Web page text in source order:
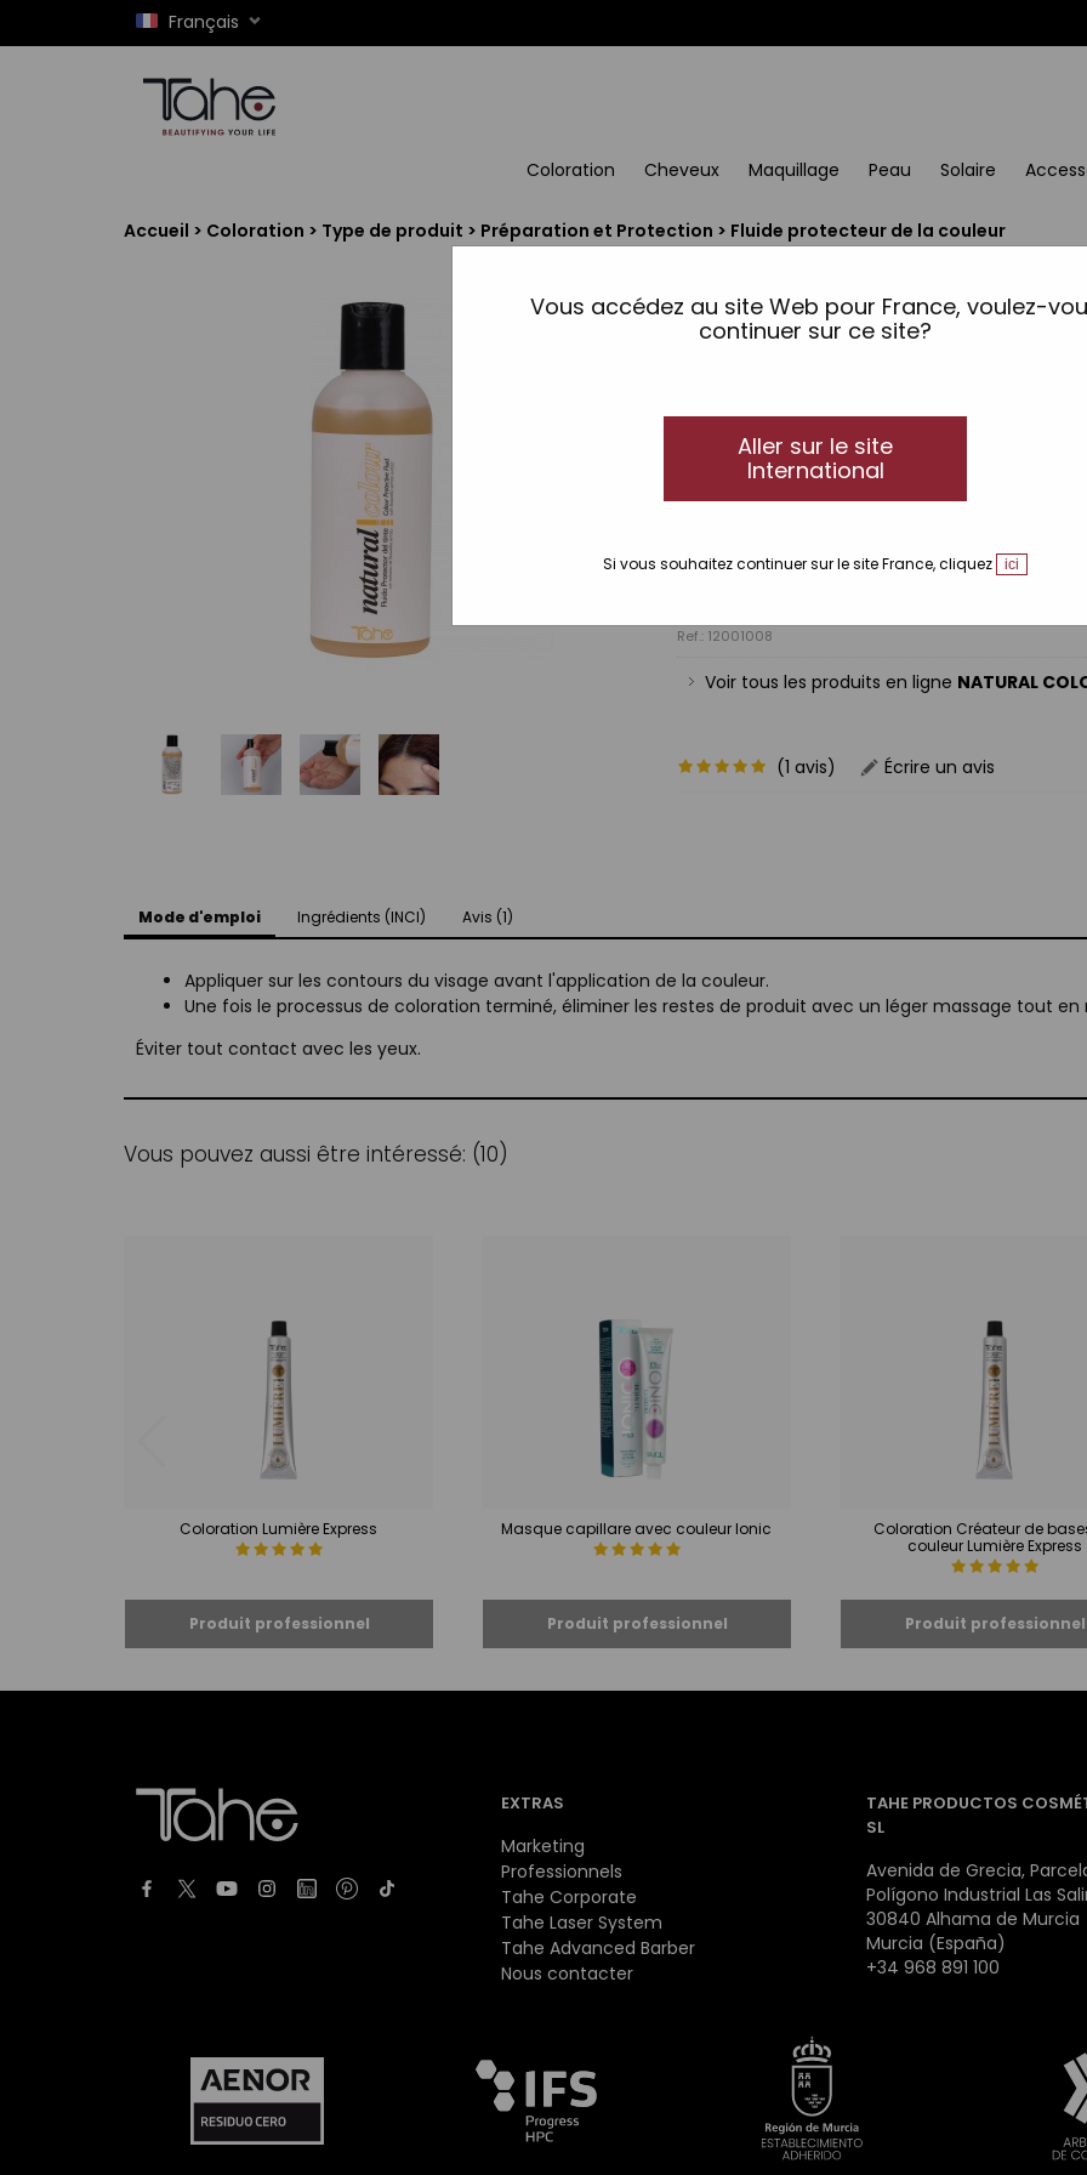
Vous accédez au site Web pour France, voulez-
continuer sur ce site?
Aller sur le site
International
Si vous souhaitez continuer sur le site France, cliquez ici
Français
Coloration Cheveux Maquillage Peau Solaire
Accueil > Coloration > Type de produit > Préparation et Protection > Fluide protecteur de la couleur
Fluide protecteur de
À l’extrait de Boswelia Serrata
Sa formule enrichie en principes actifs et en
adoucissantes et anti-irritantes) a été
Hydrate et protège la peau pendant les
200 ml
Ref.: 12001008
Voir tous les produits en ligne NATURAL
(1 avis) Écrire un avis
Mode d'emploi Ingrédients (INCI) Avis (1)
Appliquer sur les contours du visage avant l'application de la couleur.
Une fois le processus de coloration terminé, éliminer les restes de produit avec un léger massage tout
Éviter tout contact avec les yeux.
Vous pouvez aussi être intéressé: (10)
Coloration Lumière Express Masque capillare avec couleur Ionic
Coloration Créateur de
couleur Lumière Express
EXTRAS
Marketing
Professionnels
Tahe Corporate
Tahe Laser System
Tahe Advanced Barber
Nous contacter
TAHE PRODUCTOS
SL
Avenida de Grecia,
Polígono Industrial Las
30840 Alhama de Murcia
Murcia (España)
+34 968 891 100